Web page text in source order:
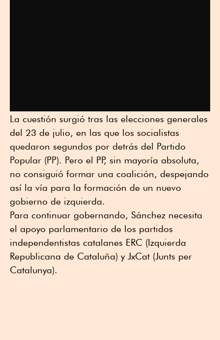
La cuestión surgió tras las elecciones generales
del 23 de julio, en las que los socialistas
quedaron segundos por detrás del Partido
Popular (PP). Pero el PP, sin mayoría absoluta,
no consiguió formar una coalición, despejando
así la vía para la formación de un nuevo
gobierno de izquierda.
Para continuar gobernando, Sánchez necesita
el apoyo parlamentario de los partidos
independentistas catalanes ERC (Izquierda
Republicana de Cataluña) y JxCat (Junts per
Catalunya).